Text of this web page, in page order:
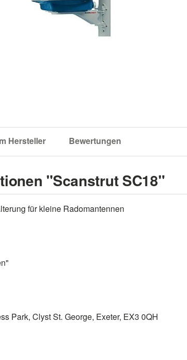
Hersteller Bewertungen
"Scanstrut SC18"
für kleine Radomantennen
Park, Clyst St. George, Exeter, EX3 0QH